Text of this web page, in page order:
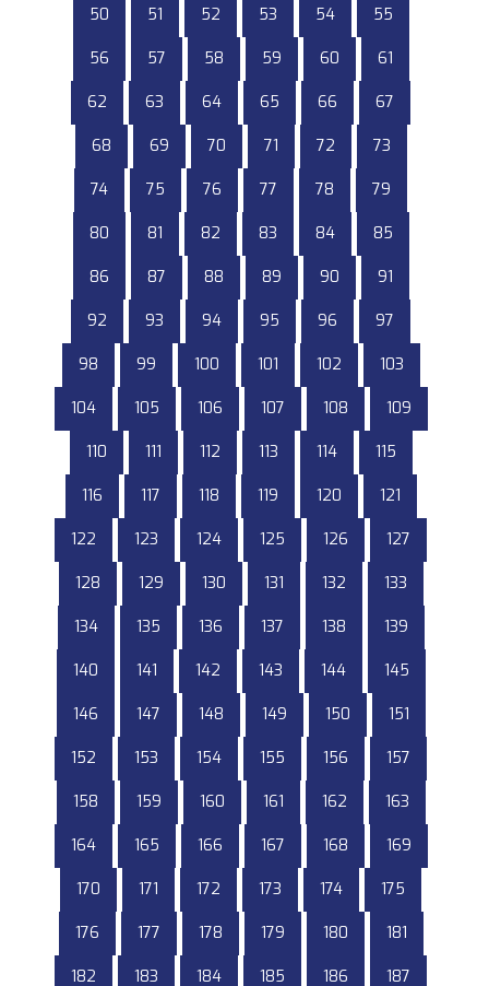
50 51 52 53 54 55
56 57 58 59 60 61
62 63 64 65 66 67
68 69 70 71 72 73
74 75 76 77 78 79
80 81 82 83 84 85
86 87 88 89 90 91
92 93 94 95 96 97
98 99 100 101 102 103
104 105 106 107 108 109
110 111 112 113 114 115
116 117 118 119 120 121
122 123 124 125 126 127
128 129 130 131 132 133
134 135 136 137 138 139
140 141 142 143 144 145
146 147 148 149 150 151
152 153 154 155 156 157
158 159 160 161 162 163
164 165 166 167 168 169
170 171 172 173 174 175
176 177 178 179 180 181
182 183 184 185 186 187